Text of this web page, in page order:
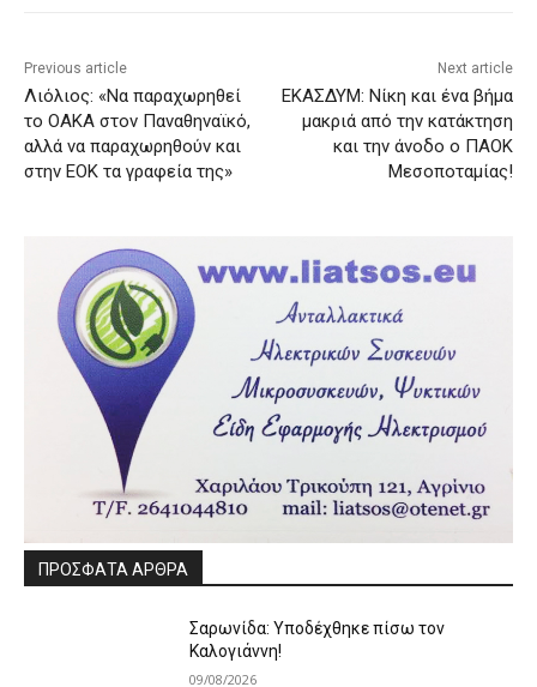
Previous article
Λιόλιος: «Να παραχωρηθεί
το ΟΑΚΑ στον Παναθηναϊκό,
αλλά να παραχωρηθούν και
στην ΕΟΚ τα γραφεία της»
Next article
ΕΚΑΣΔΥΜ: Νίκη και ένα βήμα
μακριά από την κατάκτηση
και την άνοδο ο ΠΑΟΚ
Μεσοποταμίας!
ΠΡΟΣΦΑΤΑ ΑΡΘΡΑ
Σαρωνίδα: Υποδέχθηκε πίσω τον
Καλογιάννη!
09/08/2026